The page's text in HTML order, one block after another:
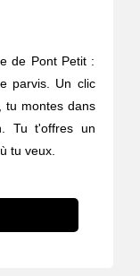
de Pont Petit :
parvis. Un clic
tu montes dans
Tu t'offres un
tu veux.